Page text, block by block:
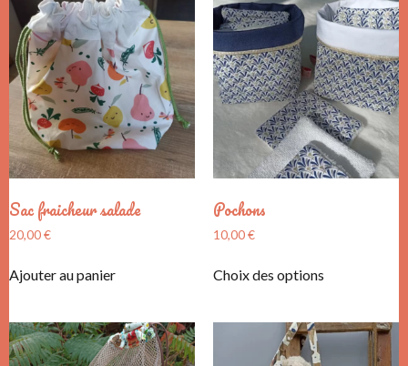
Sac fraicheur salade
20,00€
Ajouter au panier
Pochons
10,00€
Choix des options